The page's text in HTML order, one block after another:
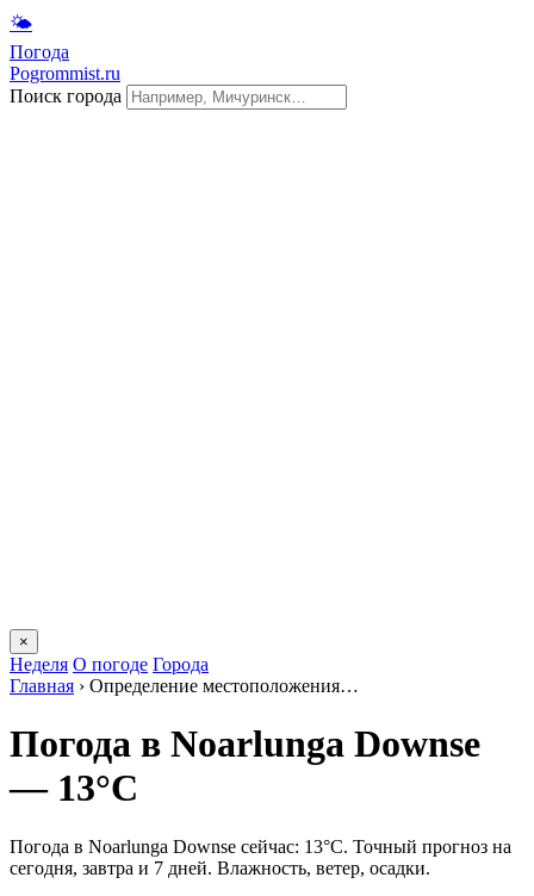
🌤
Погода
Pogrommist.ru
Поиск города
×
Неделя О погоде Города
Главная › Определение местоположения…
Погода в Noarlunga Downsе
— 13°C
Погода в Noarlunga Downsе сейчас: 13°C. Точный прогноз на
сегодня, завтра и 7 дней. Влажность, ветер, осадки.